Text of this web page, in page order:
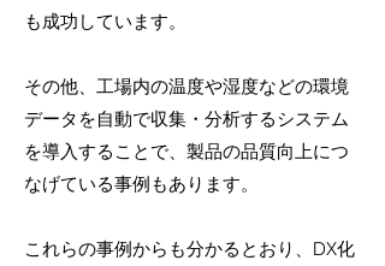
も成功しています。
その他、工場内の温度や湿度などの環境
データを自動で収集・分析するシステム
を導入することで、製品の品質向上につ
なげている事例もあります。
これらの事例からも分かるとおり、DX化